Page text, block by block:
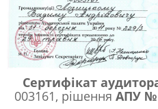
Сертифікат
003161, рішення АПУ №